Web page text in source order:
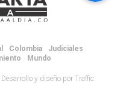
Colombia
Judiciales
Mundo
y diseño por Traffic